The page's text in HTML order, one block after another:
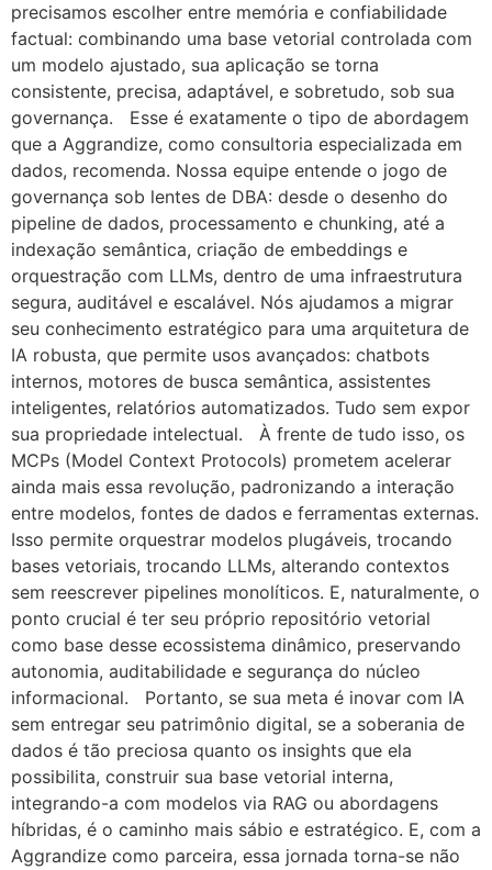
precisamos escolher entre memória e confiabilidade
factual: combinando uma base vetorial controlada com
um modelo ajustado, sua aplicação se torna
consistente, precisa, adaptável, e sobretudo, sob sua
governança. Esse é exatamente o tipo de abordagem
que a Aggrandize, como consultoria especializada em
dados, recomenda. Nossa equipe entende o jogo de
governança sob lentes de DBA: desde o desenho do
pipeline de dados, processamento e chunking, até a
indexação semântica, criação de embeddings e
orquestração com LLMs, dentro de uma infraestrutura
segura, auditável e escalável. Nós ajudamos a migrar
seu conhecimento estratégico para uma arquitetura de
IA robusta, que permite usos avançados: chatbots
internos, motores de busca semântica, assistentes
inteligentes, relatórios automatizados. Tudo sem expor
sua propriedade intelectual. À frente de tudo isso, os
MCPs (Model Context Protocols) prometem acelerar
ainda mais essa revolução, padronizando a interação
entre modelos, fontes de dados e ferramentas externas.
Isso permite orquestrar modelos plugáveis, trocando
bases vetoriais, trocando LLMs, alterando contextos
sem reescrever pipelines monolíticos. E, naturalmente, o
ponto crucial é ter seu próprio repositório vetorial
como base desse ecossistema dinâmico, preservando
autonomia, auditabilidade e segurança do núcleo
informacional. Portanto, se sua meta é inovar com IA
sem entregar seu patrimônio digital, se a soberania de
dados é tão preciosa quanto os insights que ela
possibilita, construir sua base vetorial interna,
integrando-a com modelos via RAG ou abordagens
híbridas, é o caminho mais sábio e estratégico. E, com a
Aggrandize como parceira, essa jornada torna-se não